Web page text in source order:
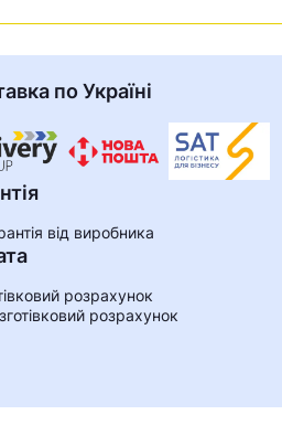
по Україні
від виробника
розрахунок
розрахунок